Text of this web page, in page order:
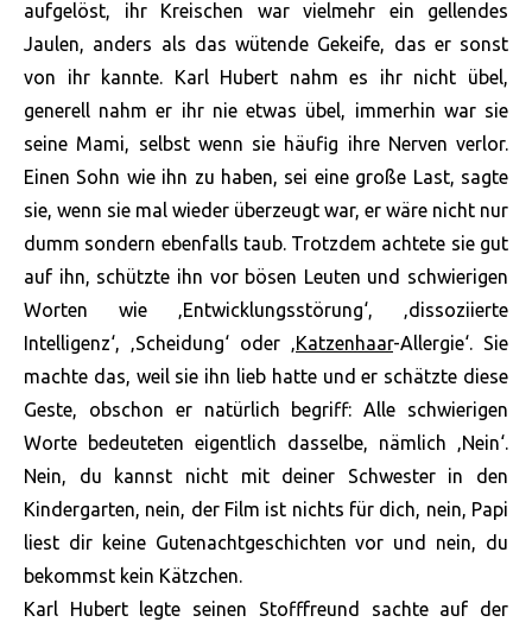
aufgelöst, ihr Kreischen war vielmehr ein gellendes
Jaulen, anders als das wütende Gekeife, das er sonst
von ihr kannte. Karl Hubert nahm es ihr nicht übel,
generell nahm er ihr nie etwas übel, immerhin war sie
seine Mami, selbst wenn sie häufig ihre Nerven verlor.
Einen Sohn wie ihn zu haben, sei eine große Last, sagte
sie, wenn sie mal wieder überzeugt war, er wäre nicht nur
dumm sondern ebenfalls taub. Trotzdem achtete sie gut
auf ihn, schützte ihn vor bösen Leuten und schwierigen
Worten wie ‚Entwicklungsstörung‘, ‚dissoziierte
Intelligenz‘, ‚Scheidung‘ oder ‚Katzenhaar-Allergie‘. Sie
machte das, weil sie ihn lieb hatte und er schätzte diese
Geste, obschon er natürlich begriff: Alle schwierigen
Worte bedeuteten eigentlich dasselbe, nämlich ‚Nein‘.
Nein, du kannst nicht mit deiner Schwester in den
Kindergarten, nein, der Film ist nichts für dich, nein, Papi
liest dir keine Gutenachtgeschichten vor und nein, du
bekommst kein Kätzchen.
Karl Hubert legte seinen Stofffreund sachte auf der